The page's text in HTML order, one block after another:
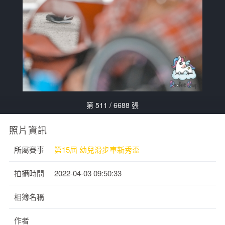
第 511 / 6688 張
照片資訊
所屬賽事 第15屆 幼兒滑步車新秀盃
拍攝時間 2022-04-03 09:50:33
相簿名稱
作者